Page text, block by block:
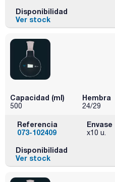
Disponibilidad
Ver stock
Capacidad (ml)
500
Hembra
24/29
Referencia
073-102409
Envase
x10 u.
Disponibilidad
Ver stock